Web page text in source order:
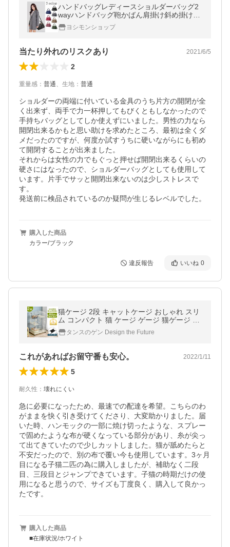
ハンドバッグレディースショルダーバッグ2
wayハンドバッグ鞄かばん肩掛け斜め掛け大
人可愛いおしゃれハンドバッグシンプル通勤
用バッグ
ヨシモンショップ
当たり外れのリスクあり 2021/6/5
2
重量感 ： 普通、 生地 ： 普通
ショルダーの両端に付いている金具のうち片方の開閉が全
く出来ず、両手で力一杯押してもびくともしなかったので
手持ちバッグとしてしか使えずにいました。男性の力なら
開閉出来るかもと思い助けを求めたところ、最初は全くダ
メだったのですが、何度か試すうちに硬いながらにも初め
て開閉することが出来ました。
それからは女性の力でもぐっと押せば開閉出来るくらいの
硬さにはなったので、ショルダーバッグとしても使用して
います。片手でサッと開閉出来ないのは少しストレスで
す。
発送前に検品されているのか疑問が生じるレベルでした。
購入した商品
カラー/ブラック
違反報告 いいね 0
猫ケージ 2段 キャットケージ おしゃれ スリ
ム コンパクト 猫 ケージ ゲージ 猫ゲージ ハ
ンモック付 キャスター キャットゲージ
タンスのゲン Design the Future
これがあればお留守番も安心。 2022/1/11
5
耐久性 ： 壊れにくい
急に必要になったため、最速での配達を希望。こちらのわ
がままを快く引き受けてくださり、大変助かりました。届
いた時、ハンモックの一部に焼け切ったような、スプレー
で固めたような布が硬くなっている部分があり、糸が尖っ
て出てきていたので少しカットしました。猫が舐めたらと
不安だったので、別の布で覆い今も使用しています。3ヶ月
目になる子猫二匹の為に購入しましたが、補助なく二段
目、三段目とジャンプできています。子猫の時期だけの使
用になると思うので、サイズも丁度良く、購入して良かっ
たです。
購入した商品
■在庫状況/ホワイト